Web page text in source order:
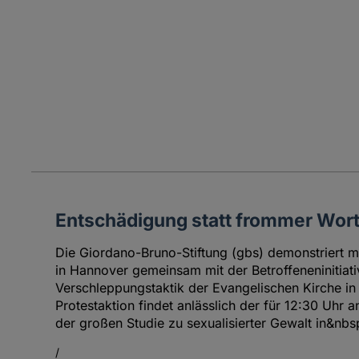
Entschädigung statt frommer
Die Giordano-Bruno-Stiftung (gbs) demonstriert
in Hannover gemeinsam mit der
Verschleppungstaktik der Evangelischen Kirche
Protestaktion findet anlässlich der für 12:30 Uhr
der großen Studie zu sexualisierter Gewalt
/